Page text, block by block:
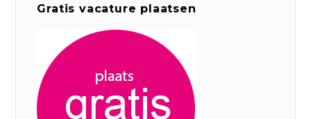
Gratis vacature plaatsen